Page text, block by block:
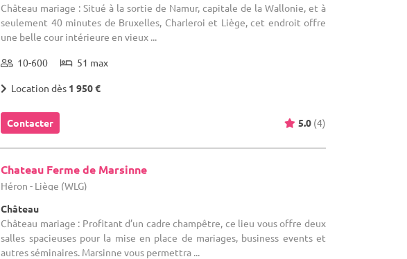
Château mariage : Situé à la sortie de Namur, capitale de la Wallonie, et à
seulement 40 minutes de Bruxelles, Charleroi et Liège, cet endroit offre
une belle cour intérieure en vieux ...
10-600 51 max
Location dès 1 950 €
Contacter 5.0 (4)
Chateau Ferme de Marsinne
Héron - Liège (WLG)
Château
Château mariage : Profitant d’un cadre champêtre, ce lieu vous offre deux
salles spacieuses pour la mise en place de mariages, business events et
autres séminaires. Marsinne vous permettra ...